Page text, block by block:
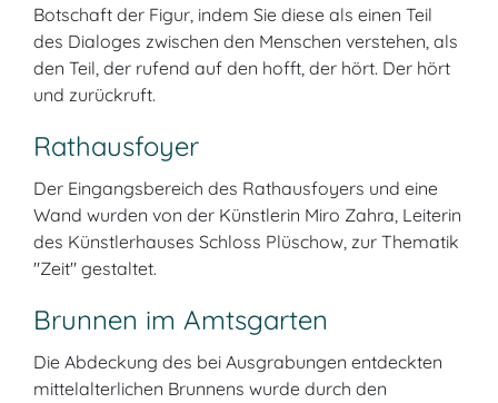
Botschaft der Figur, indem Sie diese als einen Teil
des Dialoges zwischen den Menschen verstehen, als
den Teil, der rufend auf den hofft, der hört. Der hört
und zurückruft.
Rathausfoyer
Der Eingangsbereich des Rathausfoyers und eine
Wand wurden von der Künstlerin Miro Zahra, Leiterin
des Künstlerhauses Schloss Plüschow, zur Thematik
"Zeit" gestaltet.
Brunnen im Amtsgarten
Die Abdeckung des bei Ausgrabungen entdeckten
mittelalterlichen Brunnens wurde durch den